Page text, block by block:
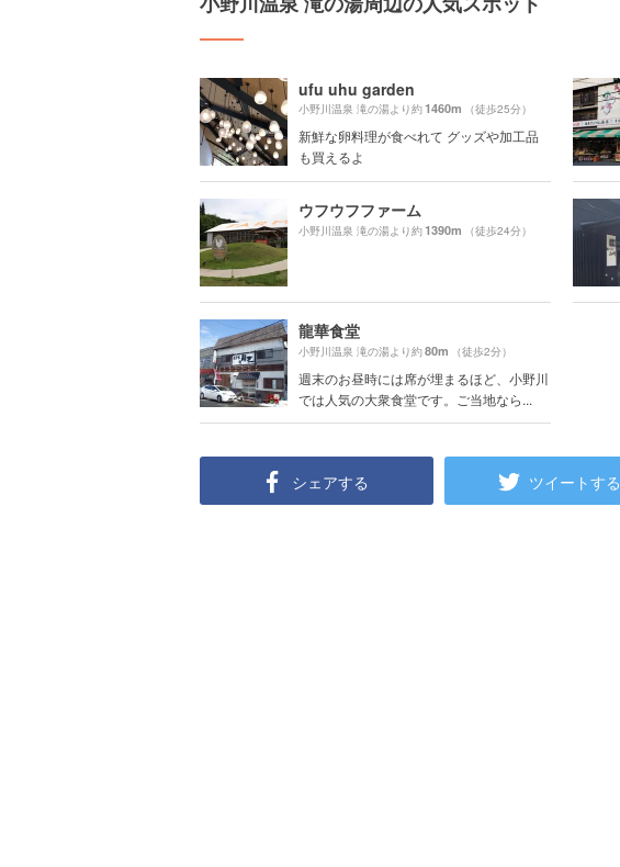
ufu uhu garden
小野川温泉 滝の湯より約1460m （徒歩25分）
新鮮な卵料理が食べれて グッズや加工品
も買えるよ
ウフウフファーム
小野川温泉 滝の湯より約1390m （徒歩24分）
龍華食堂
小野川温泉 滝の湯より約80m （徒歩2分）
週末のお昼時には席が埋まるほど、小野川
では人気の大衆食堂です。ご当地なら...
シェアする ツイートする